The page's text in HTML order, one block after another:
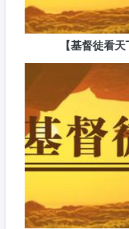
【基督徒看